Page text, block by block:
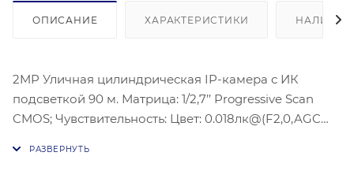
ОПИСАНИЕ ХАРАКТЕРИСТИКИ НАЛИЧИЕ
2MP Уличная цилиндрическая IP-камера с ИК
подсветкой 90 м. Матрица: 1/2,7’’ Progressive Scan
CMOS; Чувствительность: Цвет: 0.018лк@(F2,0,AGC